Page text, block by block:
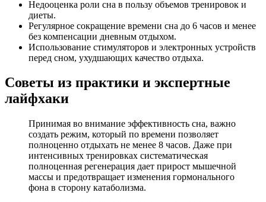
Недооценка роли сна в пользу объемов тренировок и
диеты.
Регулярное сокращение времени сна до 6 часов и менее
без компенсации дневным отдыхом.
Использование стимуляторов и электронных устройств
перед сном, ухудшающих качество отдыха.
Советы из практики и экспертные
лайфхаки
Принимая во внимание эффективность сна, важно
создать режим, который по времени позволяет
полноценно отдыхать не менее 8 часов. Даже при
интенсивных тренировках систематическая
полноценная регенерация дает прирост мышечной
массы и предотвращает изменения гормонального
фона в сторону катаболизма.